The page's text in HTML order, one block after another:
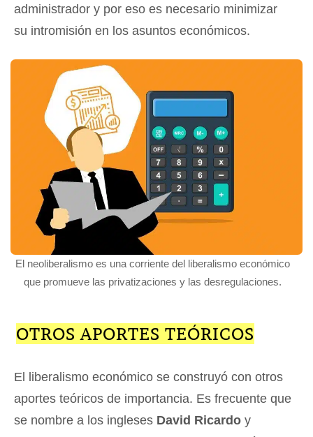
administrador y por eso es necesario minimizar
su intromisión en los asuntos económicos.
El neoliberalismo es una corriente del liberalismo económico
que promueve las privatizaciones y las desregulaciones.
OTROS APORTES TEÓRICOS
El liberalismo económico se construyó con otros
aportes teóricos de importancia. Es frecuente que
se nombre a los ingleses David Ricardo y